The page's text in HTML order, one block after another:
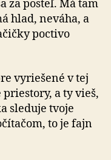
za posteľ. Má tam
hlad, neváha, a
poctivo
vyriešené v tej
a ty vieš,
sleduje tvoje
to je fajn